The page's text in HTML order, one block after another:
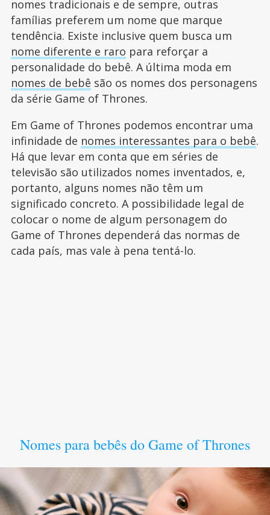
nomes tradicionais e de sempre, outras
famílias preferem um nome que marque
tendência. Existe inclusive quem busca um
nome diferente e raro para reforçar a
personalidade do bebê. A última moda em
nomes de bebê são os nomes dos personagens
da série Game of Thrones.
Em Game of Thrones podemos encontrar uma
infinidade de nomes interessantes para o bebê.
Há que levar em conta que em séries de
televisão são utilizados nomes inventados, e,
portanto, alguns nomes não têm um
significado concreto. A possibilidade legal de
colocar o nome de algum personagem do
Game of Thrones dependerá das normas de
cada país, mas vale à pena tentá-lo.
Nomes para bebês do Game of Thrones